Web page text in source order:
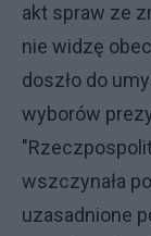
akt spraw ze
nie widzę
doszło do
wyborów
wszczynała
uzasadnione